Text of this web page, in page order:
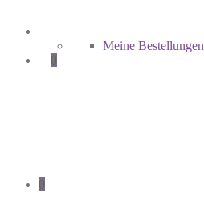
Meine Bestellungen
0
0